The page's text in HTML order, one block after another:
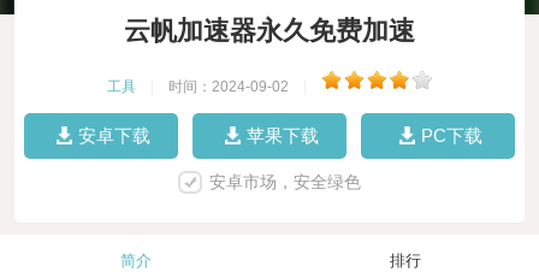
云帆加速器永久免费加速
工具 时间：2024-09-02
安卓下载 苹果下载 PC下载
安卓市场，安全绿色
简介 排行